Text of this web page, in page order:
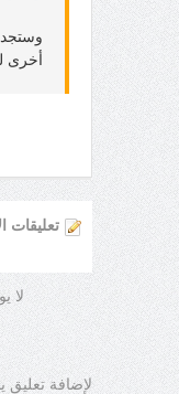
أخرى
تعليقات
لا
لإضافة تعليق